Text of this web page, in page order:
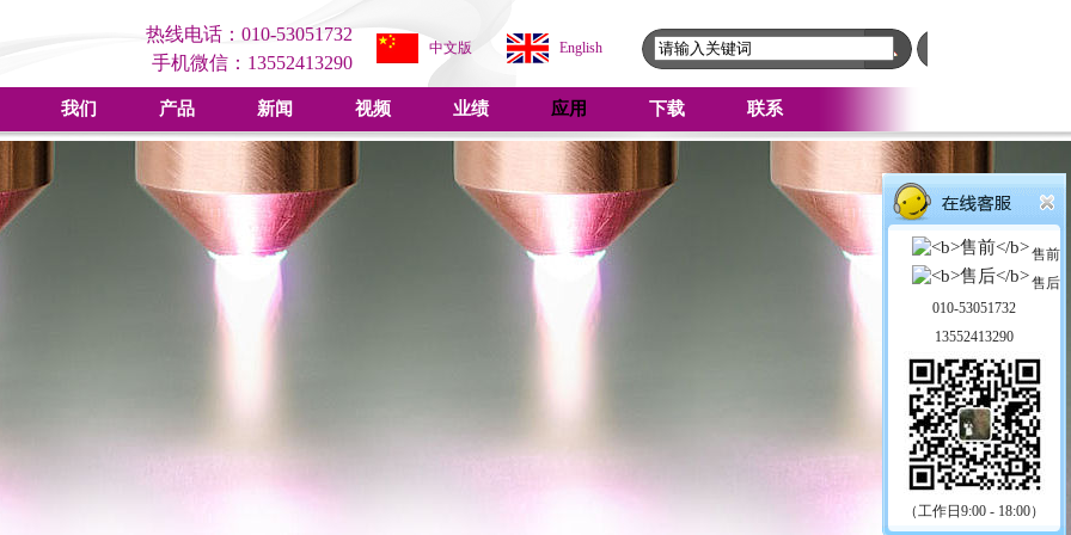
热线电话：010-53051732
手机微信：13552413290
中文版 English
我们 产品 新闻 视频 业绩 应用 下载 联系
售前
售后
010-53051732
13552413290
（工作日9:00 - 18:00）